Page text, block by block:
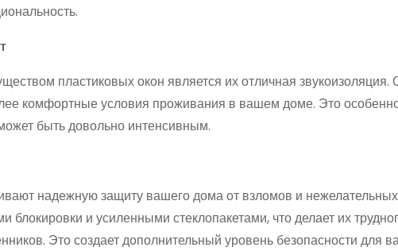
пластиковых окон является их отличная звукоизоляция.
комфортные условия проживания в вашем доме. Это
быть довольно интенсивным.
надежную защиту вашего дома от взломов и
и усиленными стеклопакетами, что делает их
Это создает дополнительный уровень безопасности для